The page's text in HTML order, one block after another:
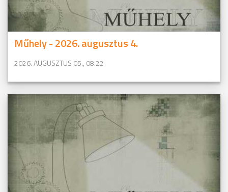
Műhely - 2026. augusztus 4.
2026. AUGUSZTUS 05., 08:22